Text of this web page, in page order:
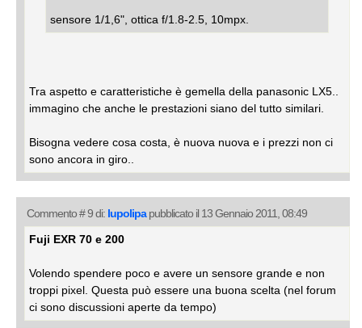
sensore 1/1,6", ottica f/1.8-2.5, 10mpx.
Tra aspetto e caratteristiche è gemella della panasonic LX5..
immagino che anche le prestazioni siano del tutto similari.
Bisogna vedere cosa costa, è nuova nuova e i prezzi non ci
sono ancora in giro..
Commento # 9 di: lupolipapubblicato il 13 Gennaio 2011, 08:49
Fuji EXR 70 e 200
Volendo spendere poco e avere un sensore grande e non
troppi pixel. Questa può essere una buona scelta (nel forum
ci sono discussioni aperte da tempo)